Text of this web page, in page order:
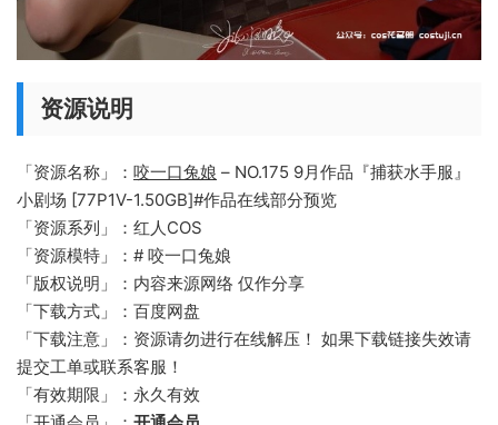
资源说明
「资源名称」： 咬一口兔娘 – NO.175 9月作品『捕获水手服』
小剧场 [77P1V-1.50GB]#作品在线部分预览
「资源系列」：红人COS
「资源模特」：# 咬一口兔娘
「版权说明」：内容来源网络 仅作分享
「下载方式」：百度网盘
「下载注意」：资源请勿进行在线解压！ 如果下载链接失效请
提交工单或联系客服！
「有效期限」：永久有效